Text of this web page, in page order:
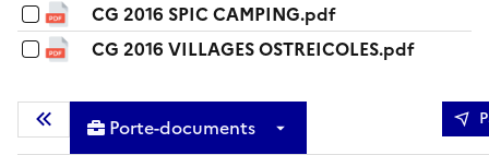
CG 2016 SPIC CAMPING.pdf
CG 2016 VILLAGES OSTREICOLES.pdf
Masquer la liste des documents
Porte-documents